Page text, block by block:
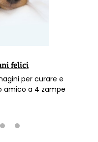
felici
per curare e
al proprio amico a 4 zampe